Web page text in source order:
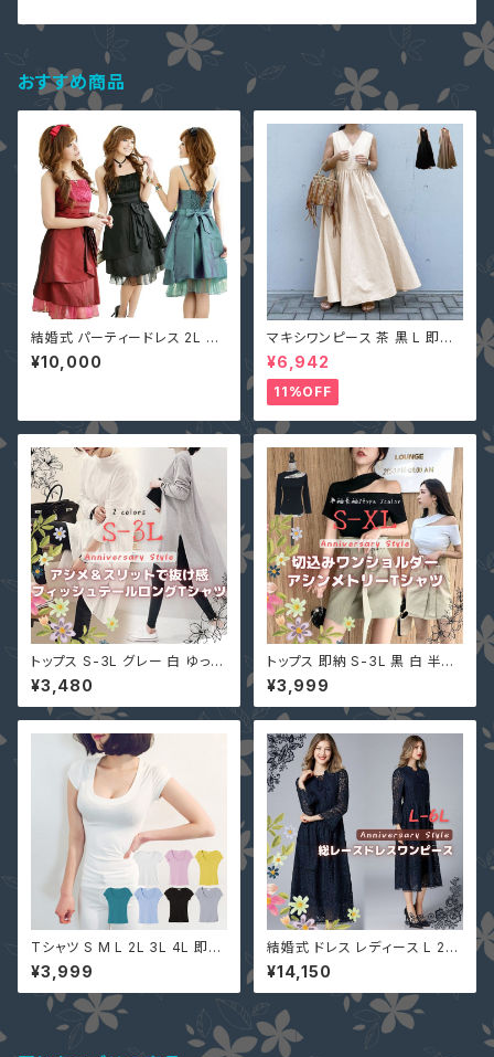
おすすめ商品
結婚式 パーティードレス 2L 3L
黒 大きいサイズ チュール プリー
ツ ワンピース LSFS-11106 15
¥10,000
マキシワンピース 茶 黒 L 即納
オフベージュレディース Vネック
nclq496 ロング ギャザー フレ
アー ノースリーブ 夏 森ガール
袖なし
¥6,942
11%OFF
トップス S-3L グレー 白 ゆった
り 大きいサイズ チュニック ワン
ピース 即納 9001047 ロンT
シャツ サイドスリット ホワイト
¥3,480
トップス 即納 S-3L 黒 白 半袖
長袖 Ｔシャツ オフショルダー ス
リム 無地 韓国風 セクシー 724
0206 肩出し カットソー レディ
¥3,999
Tシャツ S M L 2L 3L 4L 即納
有 深Uネック 黒 グレー 白 ピン
ク 胸元強調 レディース 半袖 シ
ャツ シンプル 無地 pl1867 カッ
トソー トップス ターコイズブル
¥3,999
結婚式 ドレス レディース L 2L
3L 4L 5L 6L ネイビー 長袖 袖
あり 大きいサイズ MD-Y1620
66 パーティー 花柄 総レース
ロングドレス マキシ丈ワンピー
ス
¥14,150